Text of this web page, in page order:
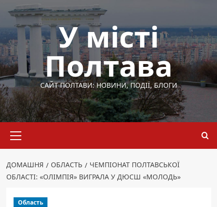
Перейти
вмісту
У місті
Полтава
САЙТ ПОЛТАВИ: НОВИНИ, ПОДІЇ, БЛОГИ
меню
ДОМАШНЯ ОБЛАСТЬ
ЧЕМПІОНАТ ПОЛТАВСЬКОЇ
ОБЛАСТІ: «ОЛІМПІЯ» ВИГРАЛА У ДЮСШ «МОЛОДЬ»
Область